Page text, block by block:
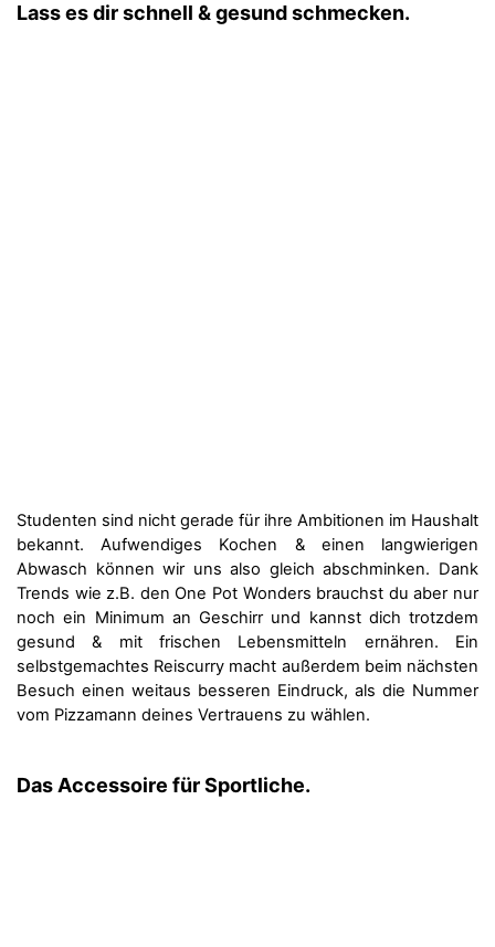
Lass es dir schnell & gesund schmecken.
Studenten sind nicht gerade für ihre Ambitionen im Haushalt
bekannt. Aufwendiges Kochen & einen langwierigen
Abwasch können wir uns also gleich abschminken. Dank
Trends wie z.B. den One Pot Wonders brauchst du aber nur
noch ein Minimum an Geschirr und kannst dich trotzdem
gesund & mit frischen Lebensmitteln ernähren. Ein
selbstgemachtes Reiscurry macht außerdem beim nächsten
Besuch einen weitaus besseren Eindruck, als die Nummer
vom Pizzamann deines Vertrauens zu wählen.
Das Accessoire für Sportliche.